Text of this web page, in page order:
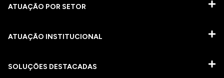
ATUAÇÃO POR SETOR
ATUAÇÃO INSTITUCIONAL
SOLUÇÕES DESTACADAS